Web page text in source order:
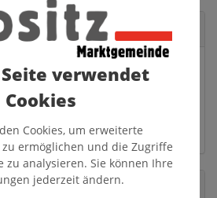
verwendet
Cookies
Cookies, um erweiterte
ermöglichen und die Zugriffe
zu analysieren. Sie können Ihre
jederzeit ändern.